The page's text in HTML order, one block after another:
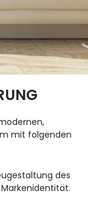
mit folgenden
des